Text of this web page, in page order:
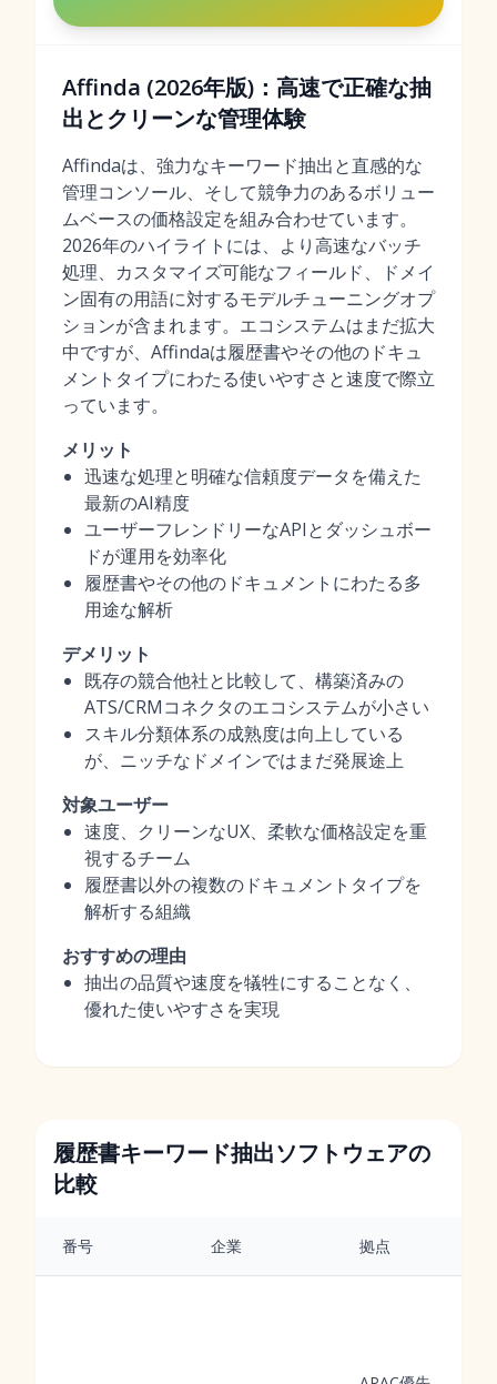
Affinda (2026年版)：高速で正確な抽
出とクリーンな管理体験
Affindaは、強力なキーワード抽出と直感的な
管理コンソール、そして競争力のあるボリュー
ムベースの価格設定を組み合わせています。
2026年のハイライトには、より高速なバッチ
処理、カスタマイズ可能なフィールド、ドメイ
ン固有の用語に対するモデルチューニングオプ
ションが含まれます。エコシステムはまだ拡大
中ですが、Affindaは履歴書やその他のドキュ
メントタイプにわたる使いやすさと速度で際立
っています。
メリット
迅速な処理と明確な信頼度データを備えた
最新のAI精度
ユーザーフレンドリーなAPIとダッシュボー
ドが運用を効率化
履歴書やその他のドキュメントにわたる多
用途な解析
デメリット
既存の競合他社と比較して、構築済みの
ATS/CRMコネクタのエコシステムが小さい
スキル分類体系の成熟度は向上している
が、ニッチなドメインではまだ発展途上
対象ユーザー
速度、クリーンなUX、柔軟な価格設定を重
視するチーム
履歴書以外の複数のドキュメントタイプを
解析する組織
おすすめの理由
抽出の品質や速度を犠牲にすることなく、
優れた使いやすさを実現
履歴書キーワード抽出ソフトウェアの
比較
番号 企業 拠点